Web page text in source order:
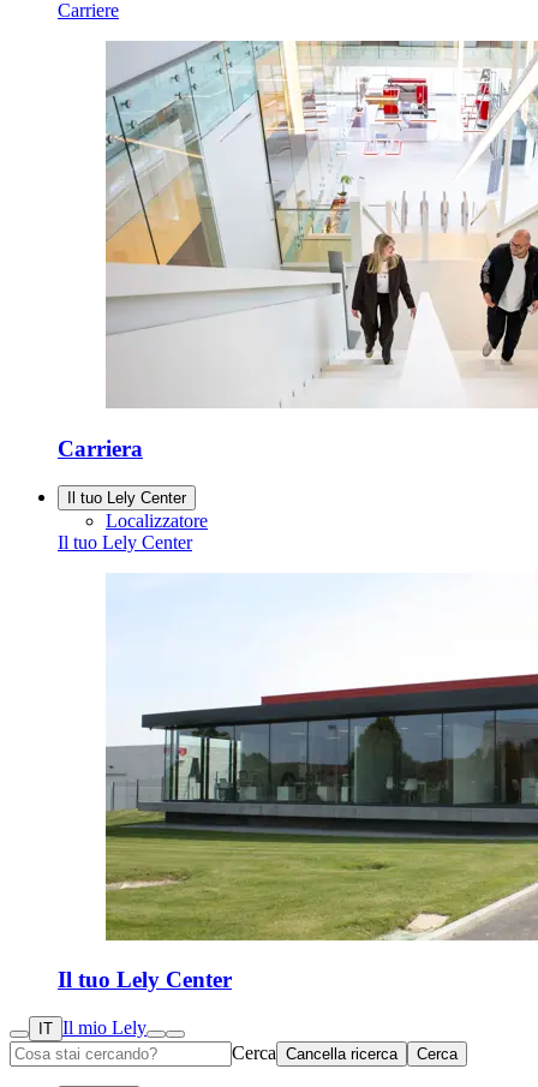
Carriere
Carriera
Il tuo Lely Center
Localizzatore
Il tuo Lely Center
Il tuo Lely Center
IT Il mio Lely
Cerca Cancella ricerca Cerca